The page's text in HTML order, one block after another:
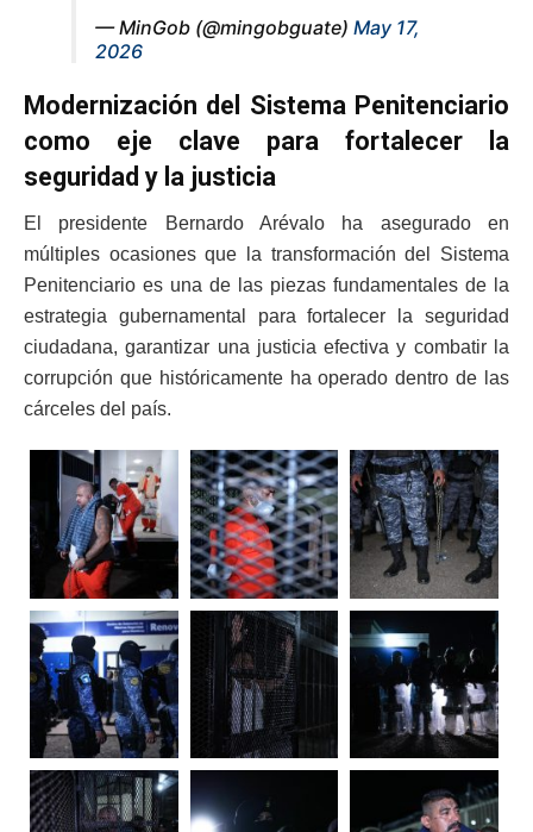
— MinGob (@mingobguate) May 17,
2026
Modernización del Sistema Penitenciario
como eje clave para fortalecer la
seguridad y la justicia
El presidente Bernardo Arévalo ha asegurado en
múltiples ocasiones que la transformación del Sistema
Penitenciario es una de las piezas fundamentales de la
estrategia gubernamental para fortalecer la seguridad
ciudadana, garantizar una justicia efectiva y combatir la
corrupción que históricamente ha operado dentro de las
cárceles del país.